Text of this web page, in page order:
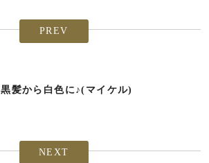
PREV
黒髪から白色に♪(マイケル)
NEXT